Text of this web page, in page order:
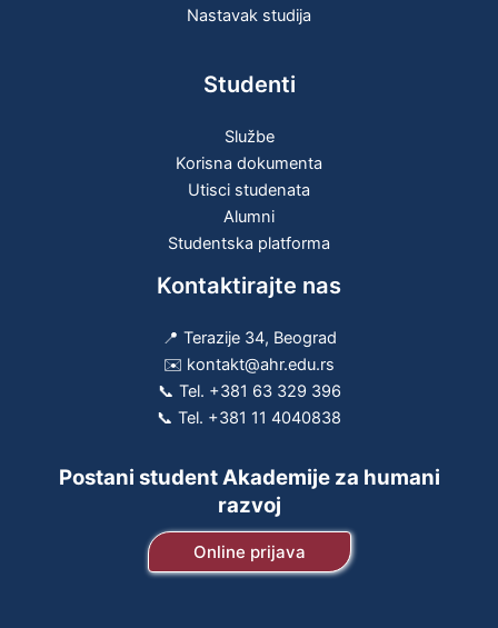
Nastavak studija
Studenti
Službe
Korisna dokumenta
Utisci studenata
Alumni
Studentska platforma
Kontaktirajte nas
📍 Terazije 34, Beograd
✉️ kontakt@ahr.edu.rs
📞 Tel. +381 63 329 396
📞 Tel. +381 11 4040838
Postani student Akademije za humani
razvoj
Online prijava